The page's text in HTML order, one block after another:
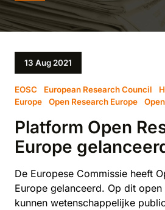
13 Aug 2021
EOSC European Research Council
Europe
Open Research Europe
Platform Open
Europe
De Europese Commissie heeft
Europe gelanceerd. Op dit
kunnen wetenschappelijke